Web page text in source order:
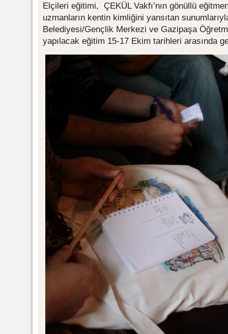
Elçileri eğitimi, ÇEKÜL Vakfı’nın gönüllü
uzmanların kentin kimliğini yansıtan
Belediyesi/Gençlik Merkezi ve Gazipaşa
yapılacak eğitim 15-17 Ekim tarihleri arasında